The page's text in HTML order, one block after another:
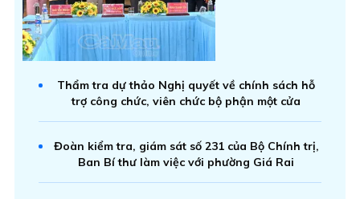
Thẩm tra dự thảo Nghị quyết về chính sách hỗ
trợ công chức, viên chức bộ phận một cửa
Đoàn kiểm tra, giám sát số 231 của Bộ Chính trị,
Ban Bí thư làm việc với phường Giá Rai